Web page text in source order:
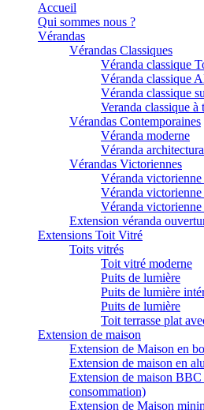
Accueil
Qui sommes nous ?
Vérandas
Vérandas Classiques
Véranda classique
Véranda classique
Véranda classique
Veranda classique à
Vérandas Contemporaines
Véranda moderne
Véranda
Vérandas Victoriennes
Véranda victorienne
Véranda
Véranda
Extension véranda
Extensions Toit Vitré
Toits vitrés
Toit vitré moderne
Puits de lumière
Puits de lumière
Puits de lumière
Toit terrasse plat
Extension de maison
Extension de Maison en
Extension de maison en
Extension de maison BBC
consommation)
Extension de Maison